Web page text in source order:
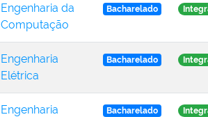
Engenharia da
Computação
Bacharelado
Engenharia
Elétrica
Bacharelado
Engenharia
Bacharelado